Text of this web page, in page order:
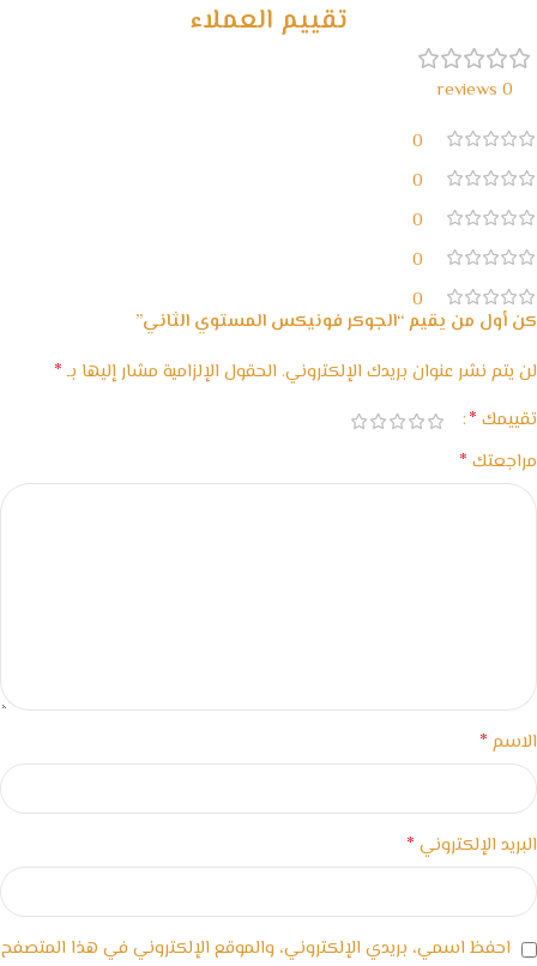
تقييم العملاء
0 reviews
0
0
0
0
0
كن أول من يقيم “الجوكر فونيكس المستوي الثاني”
لن يتم نشر عنوان بريدك الإلكتروني. الحقول الإلزامية مشار إليها بـ*
تقييمك *
مراجعتك *
الاسم *
البريد الإلكتروني *
احفظ اسمي، بريدي الإلكتروني، والموقع الإلكتروني في هذا المتصفح